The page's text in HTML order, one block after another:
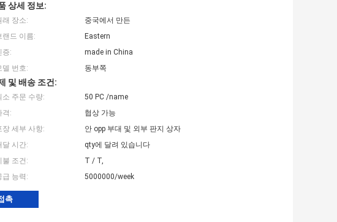
상세 정보:
래 장소:
중국에서 만든
랜드 이름:
Eastern
증:
made in China
델 번호:
동부쪽
및 배송 조건:
소 주문 수량:
50 PC /name
격:
협상 가능
장 세부 사항:
안 opp 부대 및 외부 판지 상자
달 시간:
qty에 달려 있습니다
불 조건:
T / T,
급 능력:
5000000/week
촉